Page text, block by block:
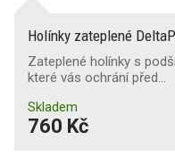
Holínky zateplené
Zateplené holínky s
které vás ochrání před…
Skladem
760 Kč